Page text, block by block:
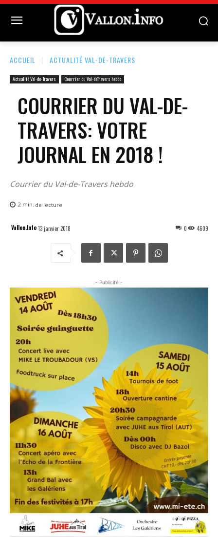
ACCUEIL ACTUALITÉ VAL-DE-TRAVERS
Actualité Val-de-Travers Courrier du Val-deTravers hebdo
COURRIER DU VAL-DE-
TRAVERS: VOTRE
JOURNAL EN 2018 !
Courrier du Val-de-Travers hebdo
2 min. de lecture
Vallon.Info13 janvier 2018 4609
0
- Publicité -